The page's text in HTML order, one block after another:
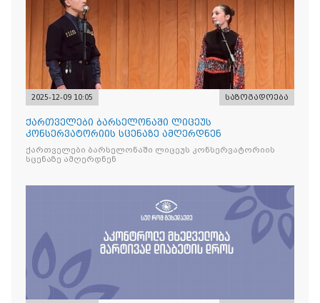
2025-12-09 10:05 საზოგადოება
ქართველები ბარსელონაში ლიცეუს
კონსერვატორიის სცენაზე ამღერდნენ
ქართველები ბარსელონაში ლიცეუს კონსერვატორიის
სცენაზე ამღერდნენ